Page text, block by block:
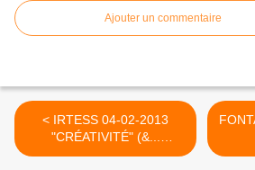
Ajouter un commentaire
< IRTESS 04-02-2013
"CRÉATIVITÉ" (&...
désinhibitions)